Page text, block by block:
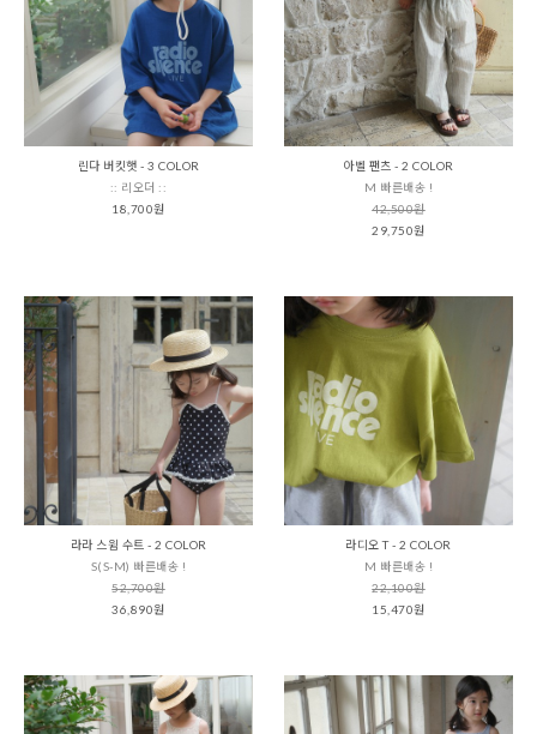
린다 버킷햇 - 3 COLOR
:: 리오더 ::
18,700원
아벨 팬츠 - 2 COLOR
M 빠른배송 !
42,500원
29,750원
라라 스윔 수트 - 2 COLOR
S(S-M) 빠른배송 !
52,700원
36,890원
라디오 T - 2 COLOR
M 빠른배송 !
22,100원
15,470원